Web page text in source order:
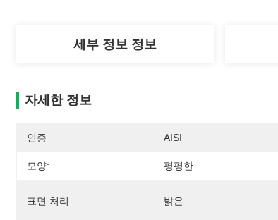
세부 정보 정보
자세한 정보
인증 AISI
모양: 평평한
표면 처리: 밝은